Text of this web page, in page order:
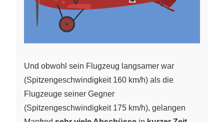
Und obwohl sein Flugzeug langsamer war
(Spitzengeschwindigkeit 160 km/h) als die
Flugzeuge seiner Gegner
(Spitzengeschwindigkeit 175 km/h), gelangen